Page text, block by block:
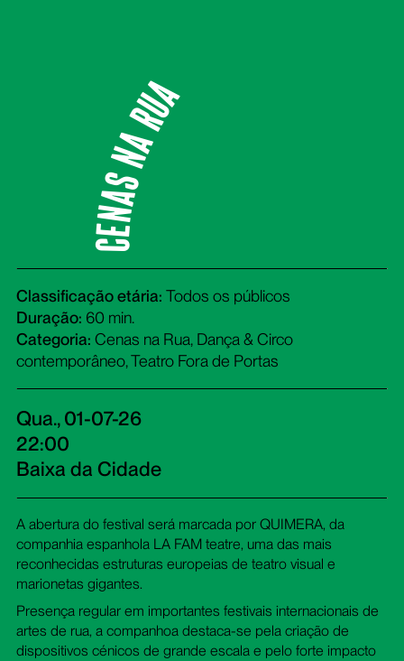
Cenas na Rua
Classificação etária: Todos os públicos
Duração: 60 min.
Categoria: Cenas na Rua, Dança & Circo
contemporâneo, Teatro Fora de Portas
Qua., 01-07-26
22:00
Baixa da Cidade
A abertura do festival será marcada por QUIMERA, da
companhia espanhola LA FAM teatre, uma das mais
reconhecidas estruturas europeias de teatro visual e
marionetas gigantes.
Presença regular em importantes festivais internacionais de
artes de rua, a companhoa destaca-se pela criação de
dispositivos cénicos de grande escala e pelo forte impacto